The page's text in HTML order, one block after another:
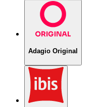
Adagio Original